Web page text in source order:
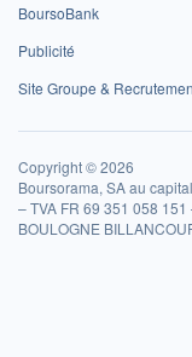
BoursoBank
Publicité
Site Groupe &
Copyright © 2026
Boursorama, SA au
– TVA FR 69 351 058
BOULOGNE